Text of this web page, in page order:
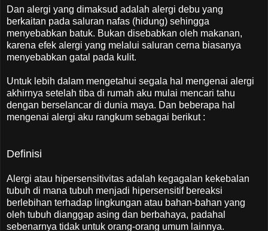
Dan alergi yang dimaksud adalah alergi debu yang
berkaitan pada saluran nafas (hidung) sehingga
menyebabkan batuk. Bukan disebabkan oleh makanan,
karena efek alergi yang melalui saluran cerna biasanya
menyebabkan gatal pada kulit.
Untuk lebih dalam mengetahui segala hal mengenai alergi
akhirnya setelah tiba di rumah aku mulai mencari tahu
dengan berselancar di dunia maya. Dan beberapa hal
mengenai alergi aku rangkum sebagai berikut :
Definisi
Alergi atau hipersensitivitas adalah kegagalan kekebalan
tubuh di mana tubuh menjadi hipersensitif bereaksi
berlebihan terhadap lingkungan atau bahan-bahan yang
oleh tubuh dianggap asing dan berbahaya, padahal
sebenarnya tidak untuk orang-orang umum lainnya.